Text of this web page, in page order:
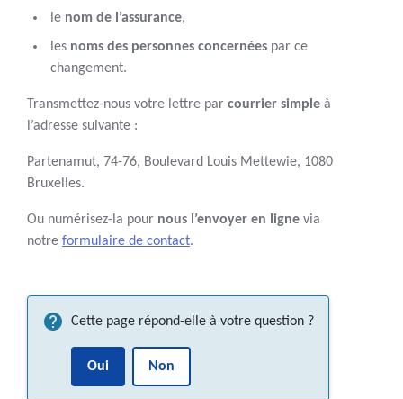
le nom de l’assurance,
les noms des personnes concernées par ce
changement.
Transmettez-nous votre lettre par courrier simple à
l’adresse suivante :
Partenamut, 74-76, Boulevard Louis Mettewie, 1080
Bruxelles.
Ou numérisez-la pour nous l’envoyer en ligne via
notre formulaire de contact.
Cette page répond-elle à votre question ?
Oui Non